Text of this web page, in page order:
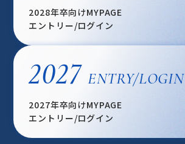
2028年卒向けMYPAGE
エントリー/ログイン
2027 ENTRY/LOGIN
2027年卒向けMYPAGE
エントリー/ログイン